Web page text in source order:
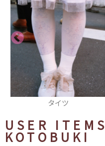
タイツ
USER ITEMS
KOTOBUKI